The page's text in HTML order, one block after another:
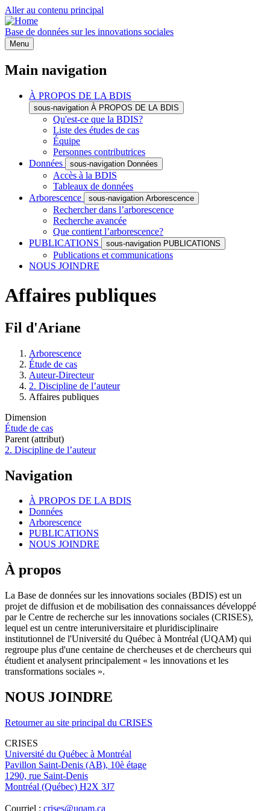
Aller au contenu principal
Base de données sur les innovations sociales
Menu
Main navigation
À PROPOS DE LA BDIS
sous-navigation À PROPOS DE LA BDIS
Qu'est-ce que la BDIS?
Liste des études de cas
Équipe
Personnes contributrices
Données
sous-navigation Données
Accès à la BDIS
Tableaux de données
Arborescence
sous-navigation Arborescence
Rechercher dans l’arborescence
Recherche avancée
Que contient l’arborescence?
PUBLICATIONS
sous-navigation PUBLICATIONS
Publications et communications
NOUS JOINDRE
Affaires publiques
Fil d'Ariane
Arborescence
Étude de cas
Auteur-Directeur
2. Discipline de l’auteur
Affaires publiques
Dimension
Étude de cas
Parent (attribut)
2. Discipline de l’auteur
Navigation
À PROPOS DE LA BDIS
Données
Arborescence
PUBLICATIONS
NOUS JOINDRE
À propos
La Base de données sur les innovations sociales (BDIS) est un
projet de diffusion et de mobilisation des connaissances développé
par le Centre de recherche sur les innovations sociales (CRISES),
lequel est un centre interuniversitaire et pluridisciplinaire
institutionnel de l'Université du Québec à Montréal (UQAM) qui
regroupe plus d'une centaine de chercheuses et de chercheurs qui
étudient et analysent principalement « les innovations et les
transformations sociales ».
NOUS JOINDRE
Retourner au site principal du CRISES
CRISES
Université du Québec à Montréal
Pavillon Saint-Denis (AB), 10è étage
1290, rue Saint-Denis
Montréal (Québec) H2X 3J7
Courriel : crises@uqam.ca